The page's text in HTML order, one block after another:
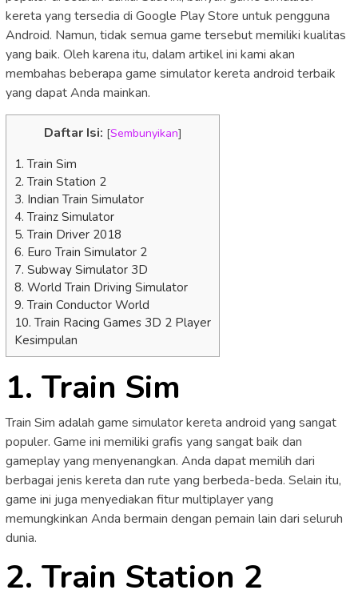
kereta yang tersedia di Google Play Store untuk pengguna
Android. Namun, tidak semua game tersebut memiliki kualitas
yang baik. Oleh karena itu, dalam artikel ini kami akan
membahas beberapa game simulator kereta android terbaik
yang dapat Anda mainkan.
Daftar Isi: [Sembunyikan]
1. Train Sim
2. Train Station 2
3. Indian Train Simulator
4. Trainz Simulator
5. Train Driver 2018
6. Euro Train Simulator 2
7. Subway Simulator 3D
8. World Train Driving Simulator
9. Train Conductor World
10. Train Racing Games 3D 2 Player
Kesimpulan
1. Train Sim
Train Sim adalah game simulator kereta android yang sangat
populer. Game ini memiliki grafis yang sangat baik dan
gameplay yang menyenangkan. Anda dapat memilih dari
berbagai jenis kereta dan rute yang berbeda-beda. Selain itu,
game ini juga menyediakan fitur multiplayer yang
memungkinkan Anda bermain dengan pemain lain dari seluruh
dunia.
2. Train Station 2